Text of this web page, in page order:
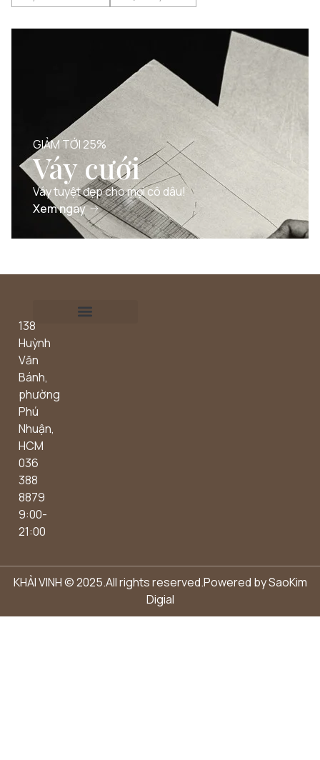
GIẢM TỚI 25%
Váy cưới
Váy tuyệt đẹp cho mọi cô dâu!
Xem ngay
138
Huỳnh
Văn
Bánh,
phường
Phú
Nhuận,
HCM
036
388
8879
9:00-
21:00
KHẢI VINH © 2025.All rights reserved.Powered bySaoKim
Digial